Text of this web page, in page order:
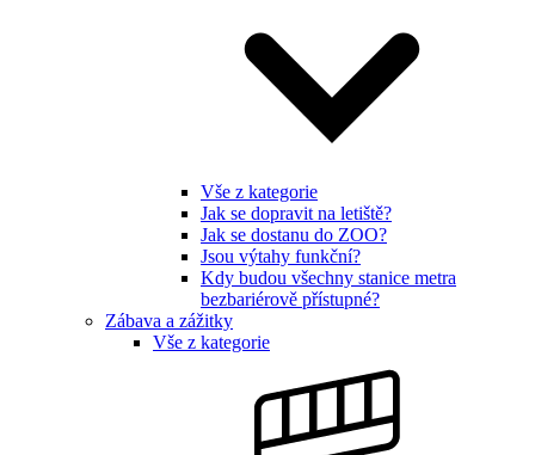
Vše z kategorie
Jak se dopravit na letiště?
Jak se dostanu do ZOO?
Jsou výtahy funkční?
Kdy budou všechny stanice metra
bezbariérově přístupné?
Zábava a zážitky
Vše z kategorie